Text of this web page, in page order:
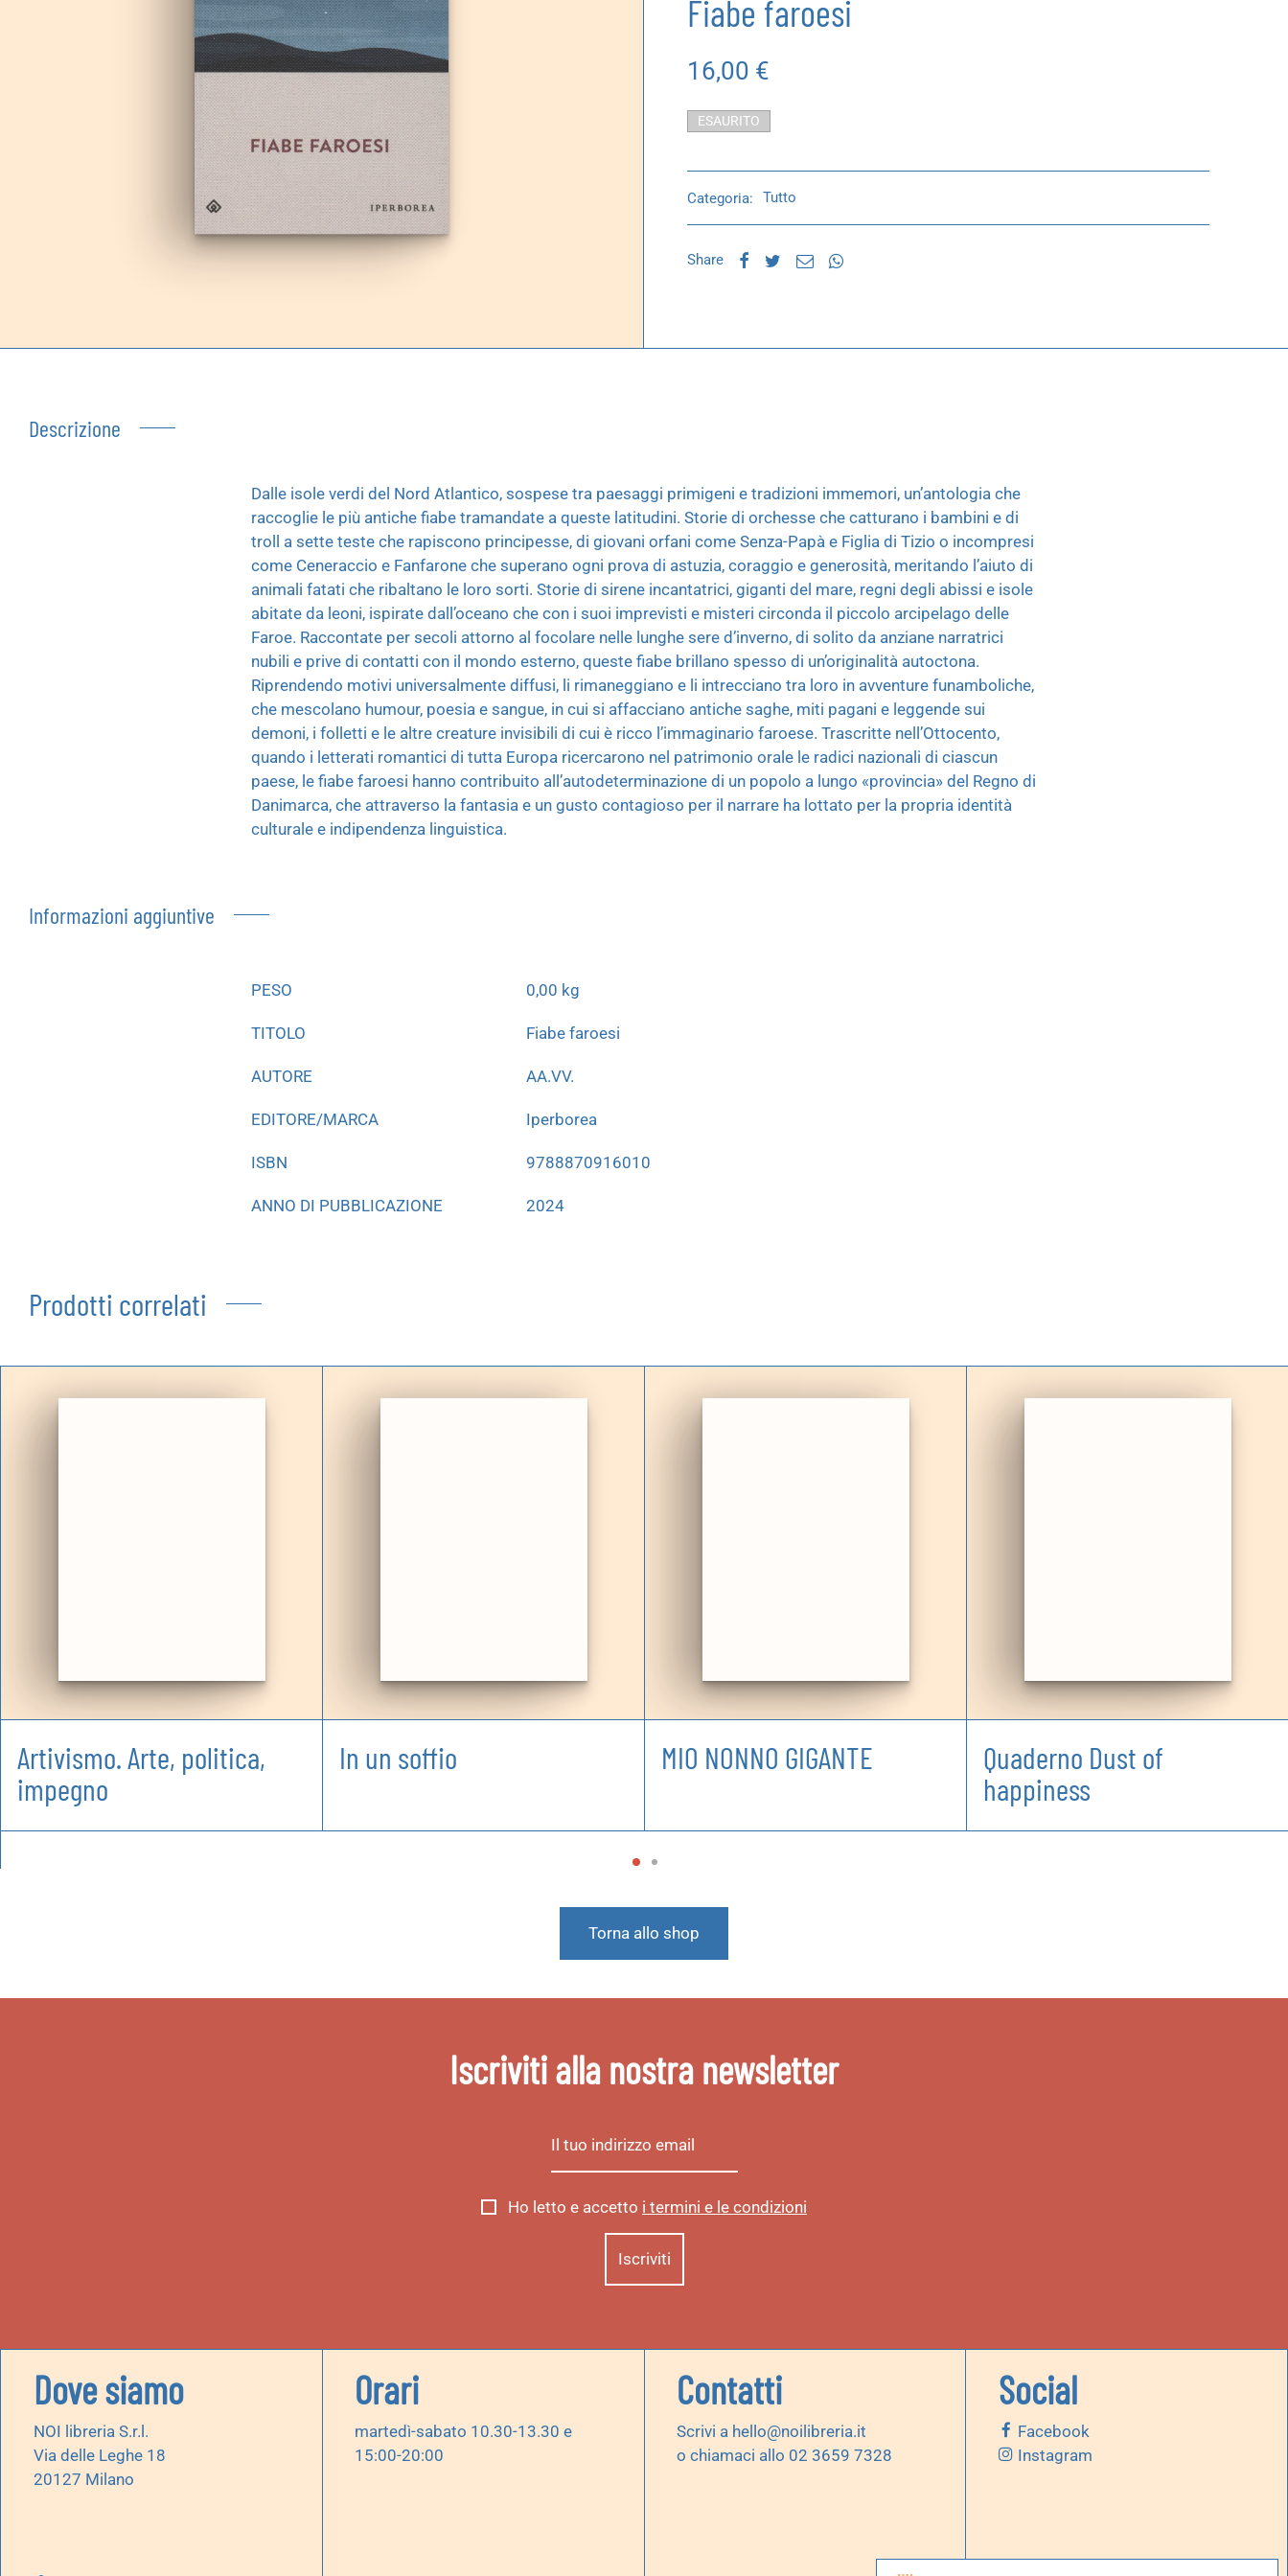
Fiabe faroesi
16,00 €
ESAURITO
Categoria: Tutto
Share
Descrizione
Dalle isole verdi del Nord Atlantico, sospese tra paesaggi primigeni e tradizioni immemori, un’antologia che
raccoglie le più antiche fiabe tramandate a queste latitudini. Storie di orchesse che catturano i bambini e di
troll a sette teste che rapiscono principesse, di giovani orfani come Senza-Papà e Figlia di Tizio o incompresi
come Ceneraccio e Fanfarone che superano ogni prova di astuzia, coraggio e generosità, meritando l’aiuto di
animali fatati che ribaltano le loro sorti. Storie di sirene incantatrici, giganti del mare, regni degli abissi e isole
abitate da leoni, ispirate dall’oceano che con i suoi imprevisti e misteri circonda il piccolo arcipelago delle
Faroe. Raccontate per secoli attorno al focolare nelle lunghe sere d’inverno, di solito da anziane narratrici
nubili e prive di contatti con il mondo esterno, queste fiabe brillano spesso di un’originalità autoctona.
Riprendendo motivi universalmente diffusi, li rimaneggiano e li intrecciano tra loro in avventure funamboliche,
che mescolano humour, poesia e sangue, in cui si affacciano antiche saghe, miti pagani e leggende sui
demoni, i folletti e le altre creature invisibili di cui è ricco l’immaginario faroese. Trascritte nell’Ottocento,
quando i letterati romantici di tutta Europa ricercarono nel patrimonio orale le radici nazionali di ciascun
paese, le fiabe faroesi hanno contribuito all’autodeterminazione di un popolo a lungo «provincia» del Regno di
Danimarca, che attraverso la fantasia e un gusto contagioso per il narrare ha lottato per la propria identità
culturale e indipendenza linguistica.
Informazioni aggiuntive
PESO 0,00 kg
TITOLO Fiabe faroesi
AUTORE AA.VV.
EDITORE/MARCA Iperborea
ISBN 9788870916010
ANNO DI PUBBLICAZIONE 2024
Prodotti correlati
Artivismo. Arte, politica,
impegno
In un soffio MIO NONNO GIGANTE
Quaderno Dust of
happiness
Torna allo shop
Iscriviti alla nostra newsletter
Ho letto e accetto i termini e le condizioni
Dove siamo
NOI libreria S.r.l.
Via delle Leghe 18
20127 Milano
Orari
martedì-sabato 10.30-13.30 e
15:00-20:00
Contatti
Scrivi a hello@noilibreria.it
o chiamaci allo 02 3659 7328
Social
Facebook
Instagram